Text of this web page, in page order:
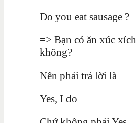
Do you eat sausage ?
=> Bạn có ăn xúc xích
không?
Nên phải trả lời là
Yes, I do